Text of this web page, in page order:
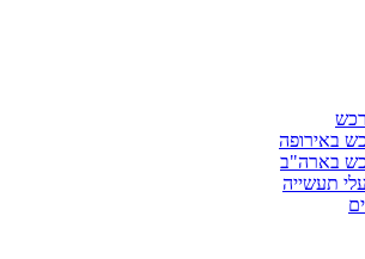
באירופה
בארה"ב
תעשייה